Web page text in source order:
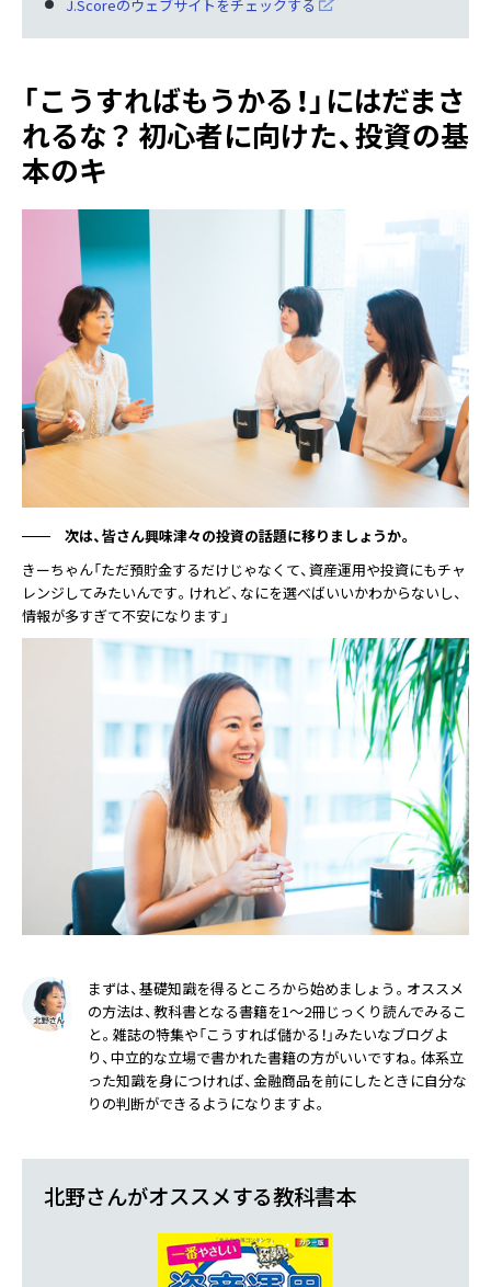
J.Scoreのウェブサイトをチェックする
「こうすればもうかる！」にはだまさ
れるな？ 初心者に向けた、投資の基
本のキ
次は、皆さん興味津々の投資の話題に移りましょうか。
きーちゃん「ただ預貯金するだけじゃなくて、資産運用や投資にもチャ
レンジしてみたいんです。けれど、なにを選べばいいかわからないし、
情報が多すぎて不安になります」
まずは、基礎知識を得るところから始めましょう。オススメ
の方法は、教科書となる書籍を1〜2冊じっくり読んでみるこ
と。雑誌の特集や「こうすれば儲かる！」みたいなブログよ
り、中立的な立場で書かれた書籍の方がいいですね。体系立
った知識を身につければ、金融商品を前にしたときに自分な
りの判断ができるようになりますよ。
北野さんがオススメする教科書本